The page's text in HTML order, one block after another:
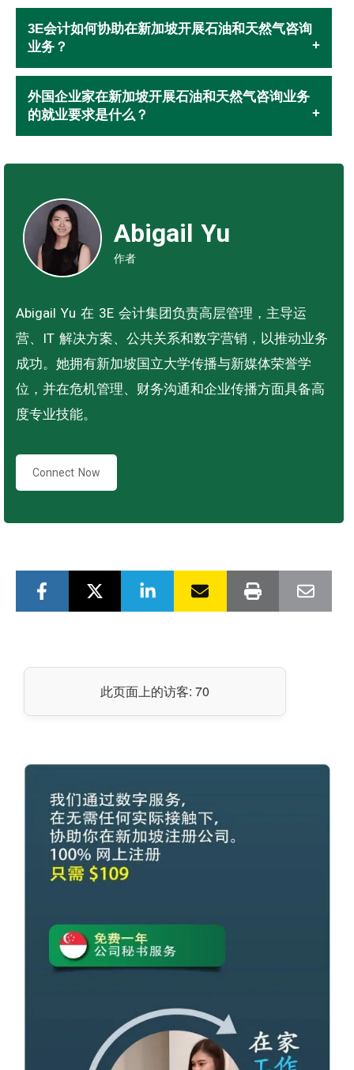
3E会计如何协助在新加坡开展石油和天然气咨询
业务？
外国企业家在新加坡开展石油和天然气咨询业务
的就业要求是什么？
Abigail Yu
作者
Abigail Yu 在 3E 会计集团负责高层管理，主导运
营、IT 解决方案、公共关系和数字营销，以推动业务
成功。她拥有新加坡国立大学传播与新媒体荣誉学
位，并在危机管理、财务沟通和企业传播方面具备高
度专业技能。
Connect Now
此页面上的访客: 70